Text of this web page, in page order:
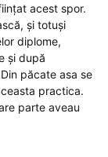
acest spor.
și totuși
diplome,
și după
păcate asa se
practica.
parte aveau